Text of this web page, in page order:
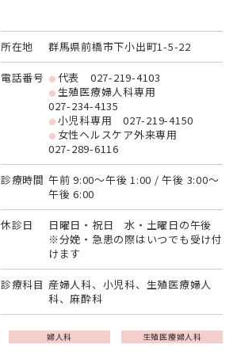
所在地 群馬県前橋市下小出町1-5-22
電話番号 代表
027-219-4103
生殖医療婦人科専用
027-234-4135
小児科専用
027-219-4150
女性ヘルスケア外来専用
027-289-6116
診療時間 午前 9:00～午後 1:00 / 午後 3:00～
午後 6:00
休診日
日曜日・祝日 水・土曜日の午後
※分娩・急患の際はいつでも受け付
けます
診療科目 産婦人科、小児科、生殖医療婦人
科、麻酔科
婦人科
生殖医療婦人科